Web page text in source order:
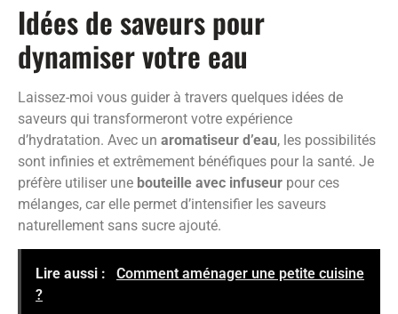
Idées de saveurs pour
dynamiser votre eau
Laissez-moi vous guider à travers quelques idées de
saveurs qui transformeront votre expérience
d’hydratation. Avec un aromatiseur d’eau, les possibilités
sont infinies et extrêmement bénéfiques pour la santé. Je
préfère utiliser une bouteille avec infuseur pour ces
mélanges, car elle permet d’intensifier les saveurs
naturellement sans sucre ajouté.
Lire aussi :
Comment aménager une petite cuisine
?